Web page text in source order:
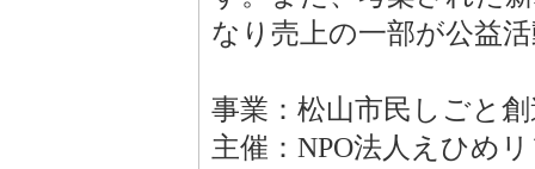
なり売上の一部が公益
事業：松山市民しごと
主催：NPO法人えひめ